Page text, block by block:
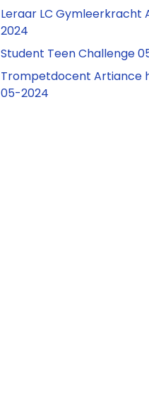
Leraar LC Gymleerkracht
2024
Student Teen Challenge
Trompetdocent Artiance
05-2024